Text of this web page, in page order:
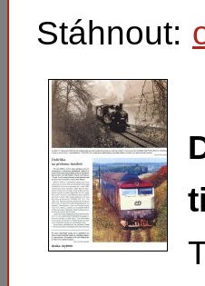
Stáhnout: